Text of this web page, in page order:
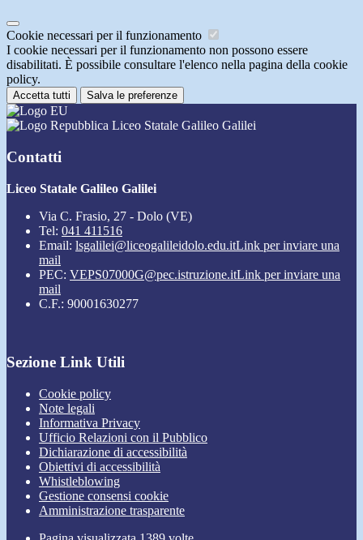
Cookie necessari per il funzionamento
I cookie necessari per il funzionamento non possono essere
disabilitati. È possibile consultare l'elenco nella pagina della cookie
policy.
Accetta tutti Salva le preferenze
Liceo Statale Galileo Galilei
Contatti
Liceo Statale Galileo Galilei
Via C. Frasio, 27 - Dolo (VE)
Tel: 041 411516
Email: lsgalilei@liceogalileidolo.edu.itLink per inviare una
mail
PEC: VEPS07000G@pec.istruzione.itLink per inviare una
mail
C.F.: 90001630277
Sezione Link Utili
Cookie policy
Note legali
Informativa Privacy
Ufficio Relazioni con il Pubblico
Dichiarazione di accessibilità
Obiettivi di accessibilità
Whistleblowing
Gestione consensi cookie
Amministrazione trasparente